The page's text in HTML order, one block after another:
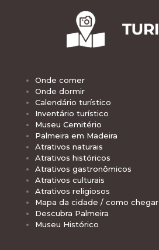
Onde comer
Onde dormir
Calendário turístico
Inventário turístico
Museu Cemitério
Palmeira em Madeira
Atrativos naturais
Atrativos históricos
Atrativos gastronômicos
Atrativos culturais
Atrativos religiosos
Mapa da cidade / como chegar
Descubra Palmeira
Museu Histórico